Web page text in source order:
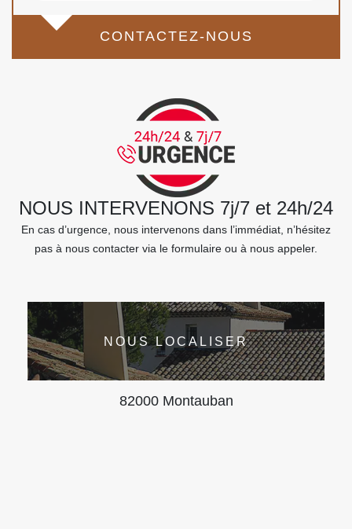
CONTACTEZ-NOUS
NOUS INTERVENONS 7j/7 et 24h/24
En cas d’urgence, nous intervenons dans l’immédiat, n’hésitez
pas à nous contacter via le formulaire ou à nous appeler.
NOUS LOCALISER
82000 Montauban